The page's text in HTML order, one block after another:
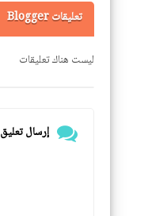
تعليقات Blogger
ليست هناك تعليقات
إرسال تعليق